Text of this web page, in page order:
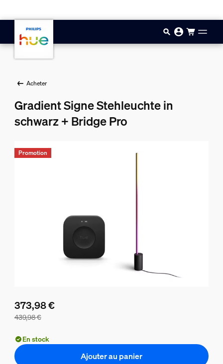
Acheter
Gradient Signe Stehleuchte in
schwarz + Bridge Pro
439,98 €
373,98 €
Promotion
En stock
Ajouter au panier